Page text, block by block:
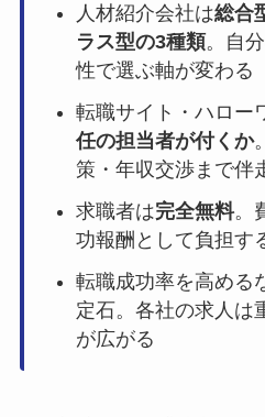
人材紹介会社は総合
ラス型の3種類。自
性で選ぶ軸が変わる
転職サイト・ハロー
任の担当者が付くか
策・年収交渉まで伴
求職者は完全無料。
功報酬として負担す
転職成功率を高める
定石。各社の求人は
が広がる